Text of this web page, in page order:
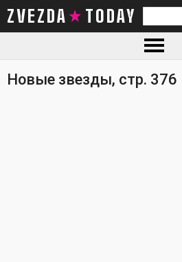
ZVEZDA TODAY
Новые звезды, стр. 376